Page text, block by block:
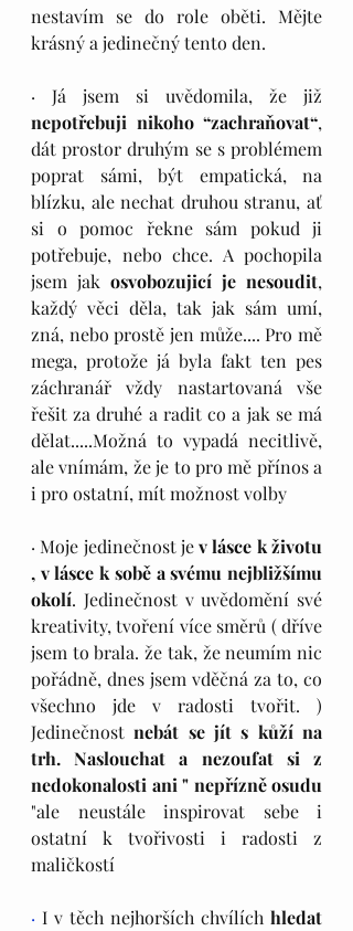
nestavím se do role oběti. Mějte
krásný a jedinečný tento den.
nepotřebuji nikoho “zachraňovat“,
dát prostor druhým se s problémem
poprat sámi, být empatická, na
blízku, ale nechat druhou stranu, ať
si o pomoc řekne sám pokud ji
potřebuje, nebo chce. A pochopila
jsem jak osvobozujicí je nesoudit,
každý věci děla, tak jak sám umí,
zná, nebo prostě jen může.... Pro mě
mega, protože já byla fakt ten pes
záchranář vždy nastartovaná vše
řešit za druhé a radit co a jak se má
dělat.....Možná to vypadá necitlivě,
ale vnímám, že je to pro mě přínos a
i pro ostatní, mít možnost volby
· Moje jedinečnost je v lásce k životu
, v lásce k sobě a svému nejbližšímu
okolí. Jedinečnost v uvědomění své
kreativity, tvoření více směrů ( dříve
jsem to brala. že tak, že neumím nic
pořádně, dnes jsem vděčná za to, co
všechno jde v radosti tvořit. )
Jedinečnost nebát se jít s kůží na
trh. Naslouchat a nezoufat si z
"ale neustále inspirovat sebe i
ostatní k tvořivosti i radosti z
maličkostí
· I v těch nejhorších chvílích hledat